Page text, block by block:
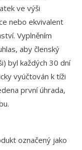
ve výši
nebo ekvivalent
Vyplněním
aby členský
byl každých 30 dní
vyúčtován k tíži
první úhrada,
označený jako